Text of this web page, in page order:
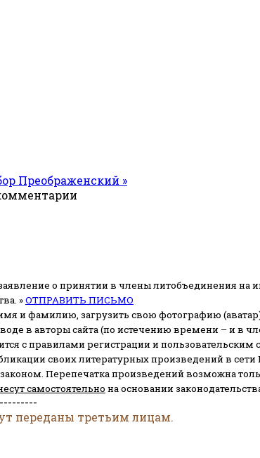
Преображенский »
о принятии в члены литобъединения на
»ОТПРАВИТЬ ПИСЬМО
и фамилию, загрузить свою фотографию
в авторы сайта (по истечению времени – и в
с правилами регистрации и пользовательским
своих литературных произведений в сети
Перепечатка произведений возможна
самостоятельно на основании
переданы третьим лицам.